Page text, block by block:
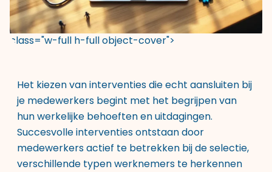
class="w-full h-full object-cover">
Het kiezen van interventies die echt aansluiten bij
je medewerkers begint met het begrijpen van
hun werkelijke behoeften en uitdagingen.
Succesvolle interventies ontstaan door
medewerkers actief te betrekken bij de selectie,
verschillende typen werknemers te herkennen